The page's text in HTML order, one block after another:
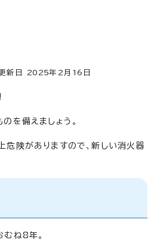
日 2025年2月 16 日
を備えましょう。
危険がありますので、新しい消火器
むね8年。